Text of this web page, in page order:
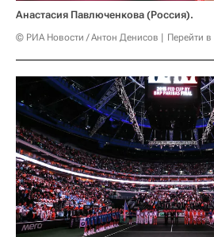
Анастасия Павлюченкова (Россия).
© РИА Новости / Антон Денисов Перейти